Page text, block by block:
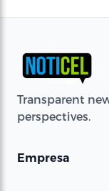
Transparent
perspectives.
Empresa